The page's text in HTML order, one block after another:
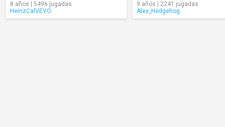
8 años | 5496 jugadas
HeinzCalVEVO
9 años | 2241 jugadas
Alex_Hedgehog